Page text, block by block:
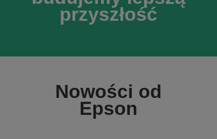
przyszłość
Nowości od
Epson